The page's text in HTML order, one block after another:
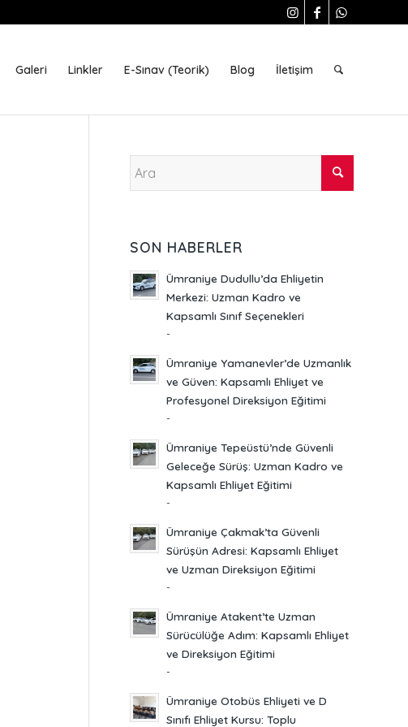
Galeri Linkler E-Sınav (Teorik) Blog İletişim
SON HABERLER
Ümraniye Dudullu’da Ehliyetin
Merkezi: Uzman Kadro ve
Kapsamlı Sınıf Seçenekleri
-
Ümraniye Yamanevler’de Uzmanlık
ve Güven: Kapsamlı Ehliyet ve
Profesyonel Direksiyon Eğitimi
-
Ümraniye Tepeüstü’nde Güvenli
Geleceğe Sürüş: Uzman Kadro ve
Kapsamlı Ehliyet Eğitimi
-
Ümraniye Çakmak’ta Güvenli
Sürüşün Adresi: Kapsamlı Ehliyet
ve Uzman Direksiyon Eğitimi
-
Ümraniye Atakent’te Uzman
Sürücülüğe Adım: Kapsamlı Ehliyet
ve Direksiyon Eğitimi
-
Ümraniye Otobüs Ehliyeti ve D
Sınıfı Ehliyet Kursu: Toplu